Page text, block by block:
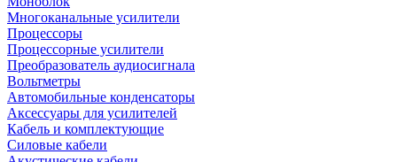
Многоканальные усилители
Процессоры
Процессорные усилители
Преобразователь аудиосигнала
Вольтметры
Автомобильные конденсаторы
Аксессуары для усилителей
Кабель и комплектующие
Силовые кабели